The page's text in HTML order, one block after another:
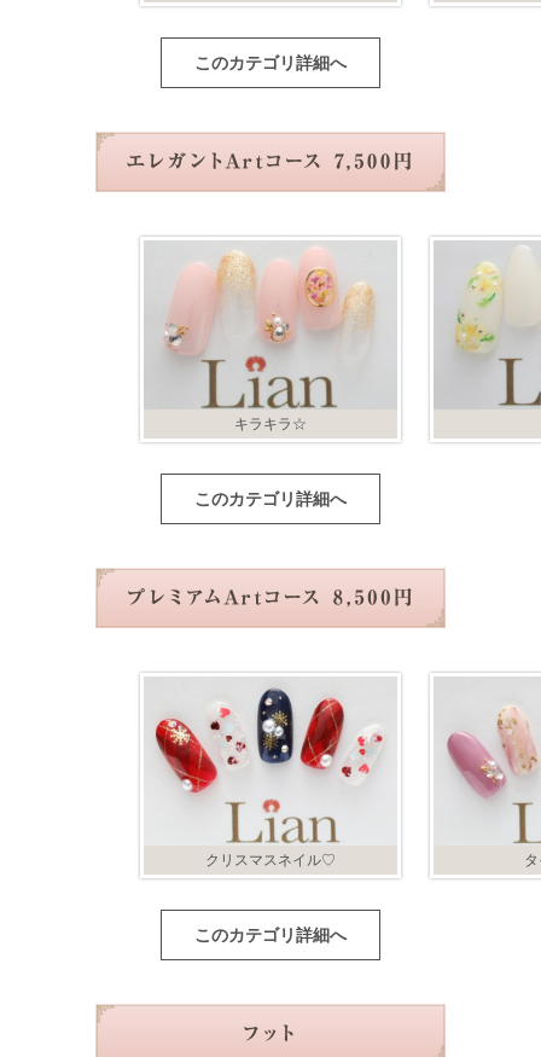
このカテゴリ詳細へ
キラキラ☆
このカテゴリ詳細へ
クリスマスネイル♡
このカテゴリ詳細へ